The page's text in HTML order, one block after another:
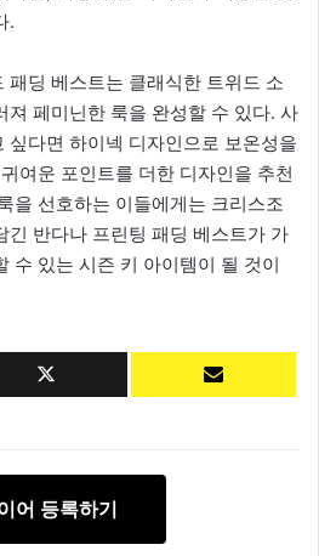
.
패딩 베스트는 클래식한 트위드 소
져 페미닌한 룩을 완성할 수 있다. 사
싶다면 하이넥 디자인으로 보온성을
여운 포인트를 더한 디자인을 추천
을 선호하는 이들에게는 크리스조
긴 반다나 프린팅 패딩 베스트가 가
수 있는 시즌 키 아이템이 될 것이
어 등록하기